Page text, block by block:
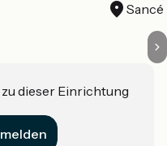
Sancé
zu dieser Einrichtung